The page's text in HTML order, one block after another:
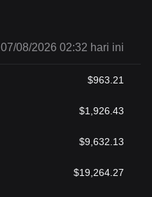
07/08/2026 02:32 hari ini
$963.21
$1,926.43
$9,632.13
$19,264.27